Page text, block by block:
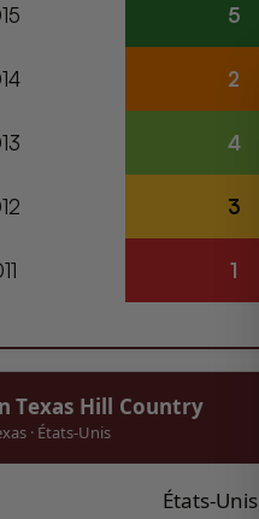
5
2
4
3
1
Texas Hill Country
· États-Unis
États-Unis